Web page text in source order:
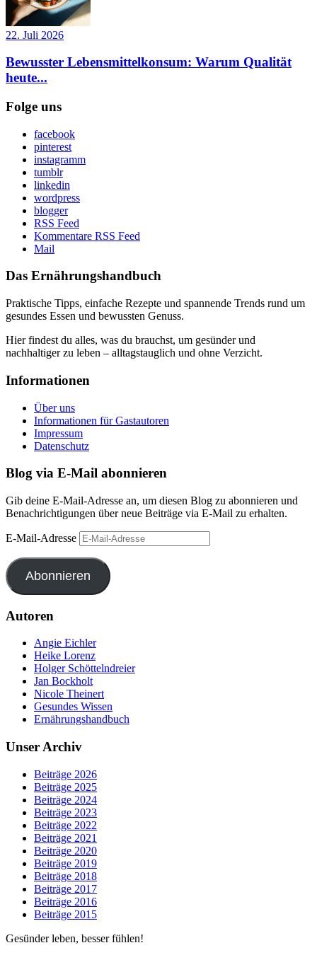
22. Juli 2026
Bewusster Lebensmittelkonsum: Warum Qualität
heute...
Folge uns
facebook
pinterest
instagramm
tumblr
linkedin
wordpress
blogger
RSS Feed
Kommentare RSS Feed
Mail
Das Ernährungshandbuch
Praktische Tipps, einfache Rezepte und spannende Trends rund um
gesundes Essen und bewussten Genuss.
Hier findest du alles, was du brauchst, um gesünder und
nachhaltiger zu leben – alltagstauglich und ohne Verzicht.
Informationen
Über uns
Informationen für Gastautoren
Impressum
Datenschutz
Blog via E-Mail abonnieren
Gib deine E-Mail-Adresse an, um diesen Blog zu abonnieren und
Benachrichtigungen über neue Beiträge via E-Mail zu erhalten.
E-Mail-Adresse
Abonnieren
Autoren
Angie Eichler
Heike Lorenz
Holger Schöttelndreier
Jan Bockholt
Nicole Theinert
Gesundes Wissen
Ernährungshandbuch
Unser Archiv
Beiträge 2026
Beiträge 2025
Beiträge 2024
Beiträge 2023
Beiträge 2022
Beiträge 2021
Beiträge 2020
Beiträge 2019
Beiträge 2018
Beiträge 2017
Beiträge 2016
Beiträge 2015
Gesünder leben, besser fühlen!